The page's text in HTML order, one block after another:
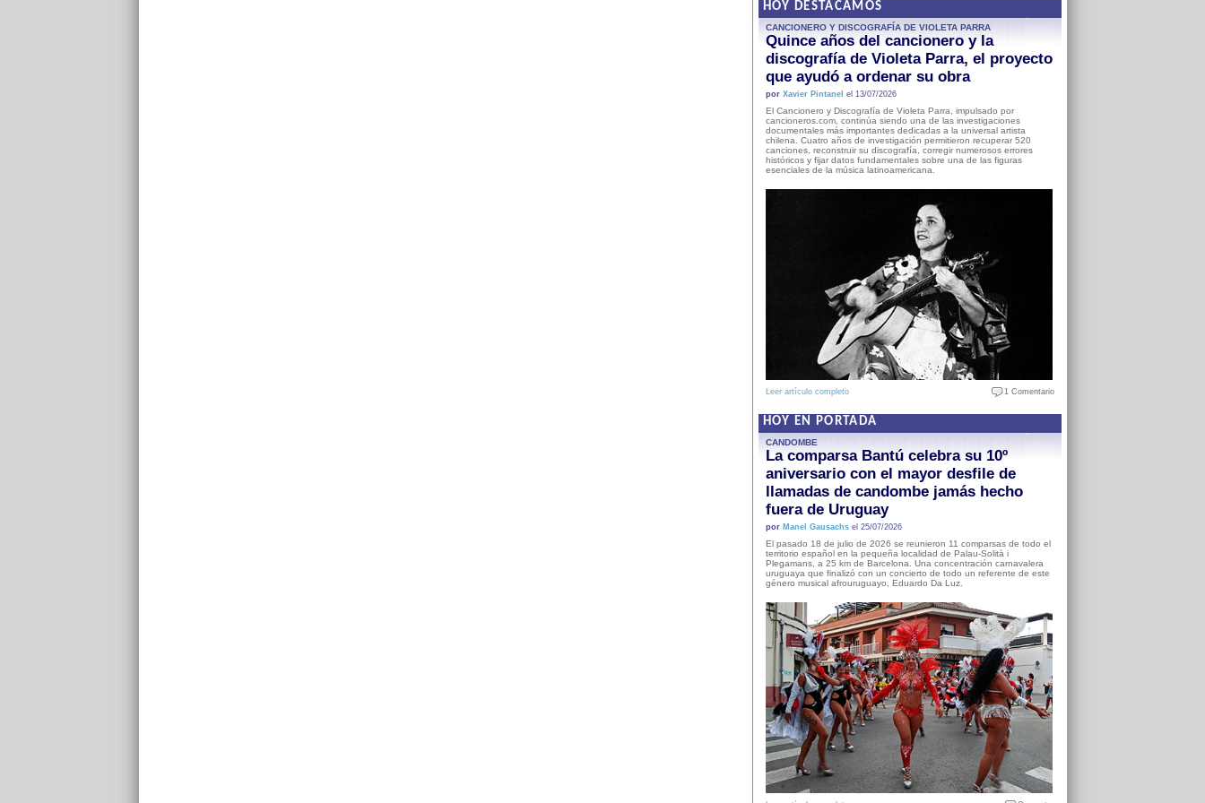
HOY DESTACAMOS
CANCIONERO Y DISCOGRAFÍA DE VIOLETA PARRA
Quince años del cancionero y la
discografía de Violeta Parra, el proyecto
que ayudó a ordenar su obra
por Xavier Pintanel el 13/07/2026
El Cancionero y Discografía de Violeta Parra, impulsado por
cancioneros.com, continúa siendo una de las investigaciones
documentales más importantes dedicadas a la universal artista
chilena. Cuatro años de investigación permitieron recuperar 520
canciones, reconstruir su discografía, corregir numerosos errores
históricos y fijar datos fundamentales sobre una de las figuras
esenciales de la música latinoamericana.
Leer artículo completo 1 Comentario
HOY EN PORTADA
CANDOMBE
La comparsa Bantú celebra su 10º
aniversario con el mayor desfile de
llamadas de candombe jamás hecho
fuera de Uruguay
por Manel Gausachsel 25/07/2026
El pasado 18 de julio de 2026 se reunieron 11 comparsas de todo el
territorio español en la pequeña localidad de Palau-Solità i
Plegamans, a 25 km de Barcelona. Una concentración carnavalera
uruguaya que finalizó con un concierto de todo un referente de este
género musical afrouruguayo, Eduardo Da Luz.